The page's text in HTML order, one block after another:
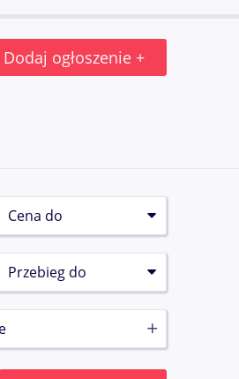
Dodaj ogłoszenie +